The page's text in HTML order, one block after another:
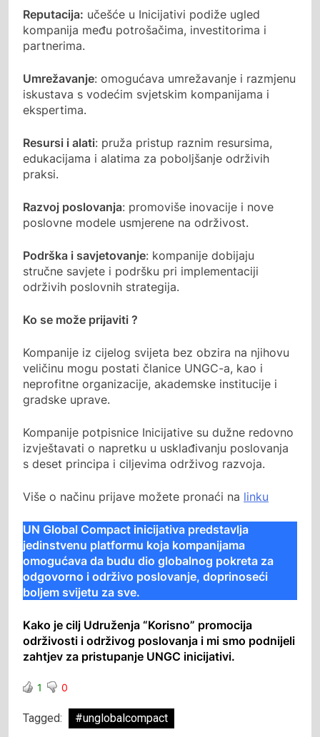
Reputacija: učešće u Inicijativi podiže ugled
kompanija među potrošačima, investitorima i
partnerima.
Umrežavanje: omogućava umrežavanje i razmjenu
iskustava s vodećim svjetskim kompanijama i
ekspertima.
Resursi i alati: pruža pristup raznim resursima,
edukacijama i alatima za poboljšanje održivih
praksi.
Razvoj poslovanja: promoviše inovacije i nove
poslovne modele usmjerene na održivost.
Podrška i savjetovanje: kompanije dobijaju
stručne savjete i podršku pri implementaciji
održivih poslovnih strategija.
Ko se može prijaviti ?
Kompanije iz cijelog svijeta bez obzira na njihovu
veličinu mogu postati članice UNGC-a, kao i
neprofitne organizacije, akademske institucije i
gradske uprave.
Kompanije potpisnice Inicijative su dužne redovno
izvještavati o napretku u usklađivanju poslovanja
s deset principa i ciljevima održivog razvoja.
Više o načinu prijave možete pronaći na linku
UN Global Compact inicijativa predstavlja
jedinstvenu platformu koja kompanijama
omogućava da budu dio globalnog pokreta za
odgovorno i održivo poslovanje, doprinoseći
boljem svijetu za sve.
Kako je cilj Udruženja “Korisno” promocija
održivosti i održivog poslovanja i mi smo podnijeli
zahtjev za pristupanje UNGC inicijativi.
1 0
Tagged: #unglobalcompact